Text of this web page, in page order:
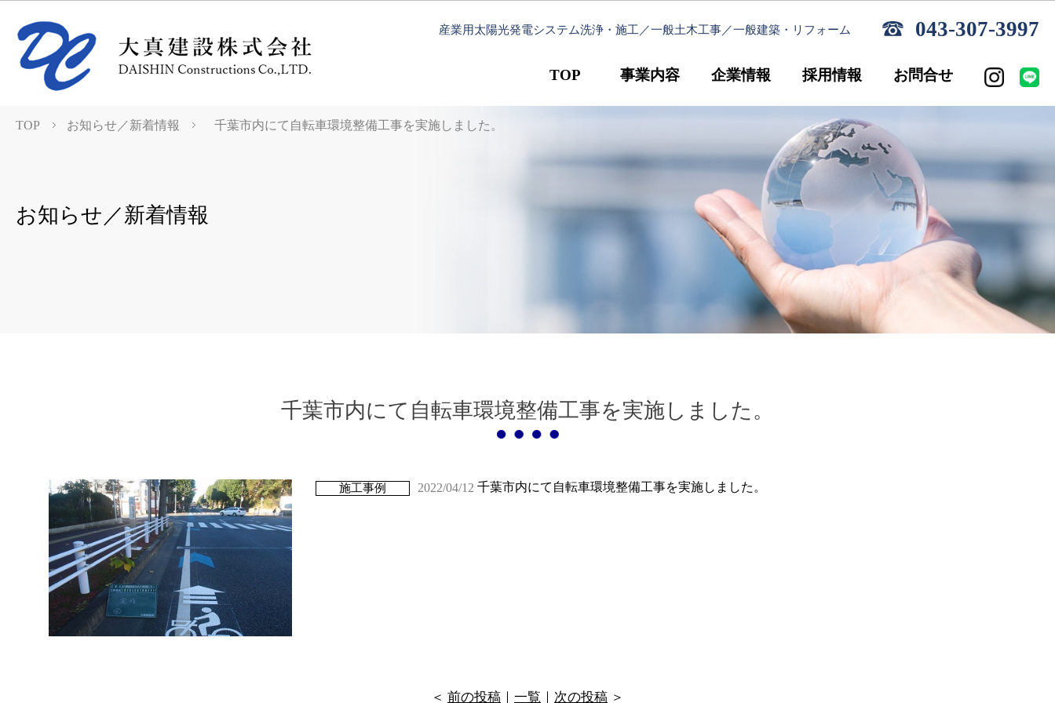
産業用太陽光発電システム洗浄・施工／一般土木工事／一般建築・リフォーム 043-307-3997
TOP 事業内容 企業情報 採用情報 お問合せ
TOP お知らせ／新着情報 千葉市内にて自転車環境整備工事を実施しました。
お知らせ／新着情報
千葉市内にて自転車環境整備工事を実施しました。
施工事例 2022/04/12 千葉市内にて自転車環境整備工事を実施しました。
＜ 前の投稿 ｜ 一覧 ｜ 次の投稿 ＞